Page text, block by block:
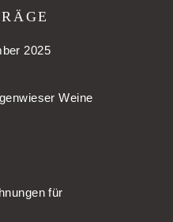
2025
Weine
für